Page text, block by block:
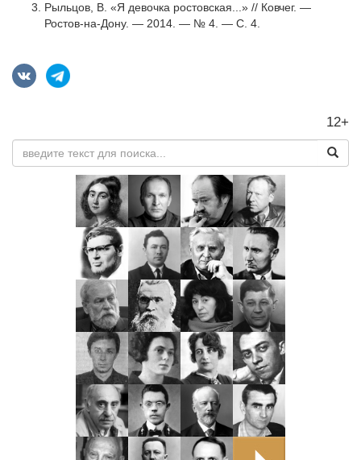
Рыльцов, В. «Я девочка ростовская...» // Ковчег. —
Ростов-на-Дону. — 2014. — № 4. — С. 4.
12+